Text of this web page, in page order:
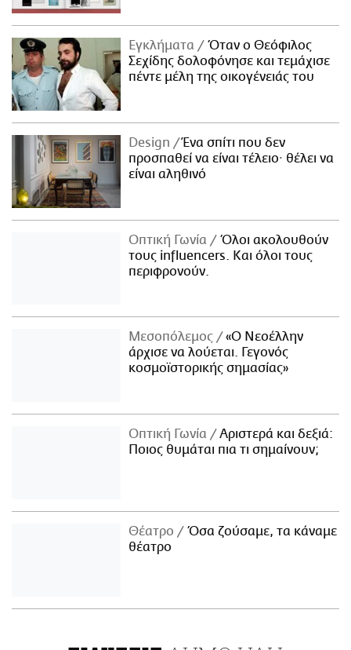
Εγκλήματα
Όταν ο Θεόφιλος
Σεχίδης δολοφόνησε και τεμάχισε
πέντε μέλη της οικογένειάς του
Design
Ένα σπίτι που δεν
προσπαθεί να είναι τέλειο· θέλει να
είναι αληθινό
Οπτική Γωνία
Όλοι ακολουθούν
τους influencers. Και όλοι τους
περιφρονούν.
Μεσοπόλεμος
«Ο Νεοέλλην
άρχισε να λούεται. Γεγονός
κοσμοϊστορικής σημασίας»
Οπτική Γωνία
Αριστερά και δεξιά:
Ποιος θυμάται πια τι σημαίνουν;
Θέατρο
Όσα ζούσαμε, τα κάναμε
θέατρο